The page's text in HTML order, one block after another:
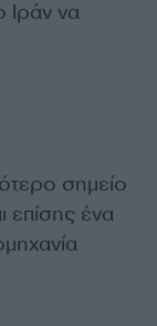
Ιράν να
σημείο
επίσης ένα